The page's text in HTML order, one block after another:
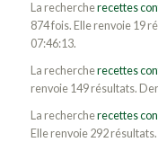
La rechercherecettes
874 fois. Elle renvoie 19
07:46:13.
La rechercherecettes
renvoie 149 résultats.
La rechercherecettes
Elle renvoie 292